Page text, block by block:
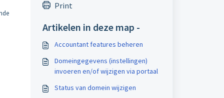
Print
Artikelen in deze map -
Accountant features beheren
Domeingegevens (instellingen)
invoeren en/of wijzigen via portaal
Status van domein wijzigen